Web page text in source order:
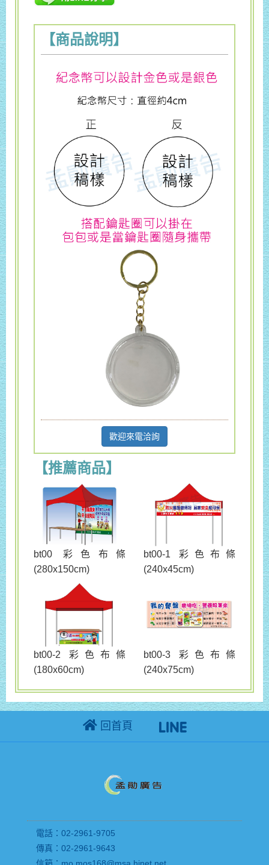
【商品說明】
歡迎來電洽詢
【推薦商品】
bt00 彩色布條
(280x150cm)
bt00-1 彩色布條
(240x45cm)
bt00-2 彩色布條
(180x60cm)
bt00-3 彩色布條
(240x75cm)
回首頁
電話：02-2961-9705
傳真：02-2961-9643
信箱：mo.mos168@msa.hinet.net